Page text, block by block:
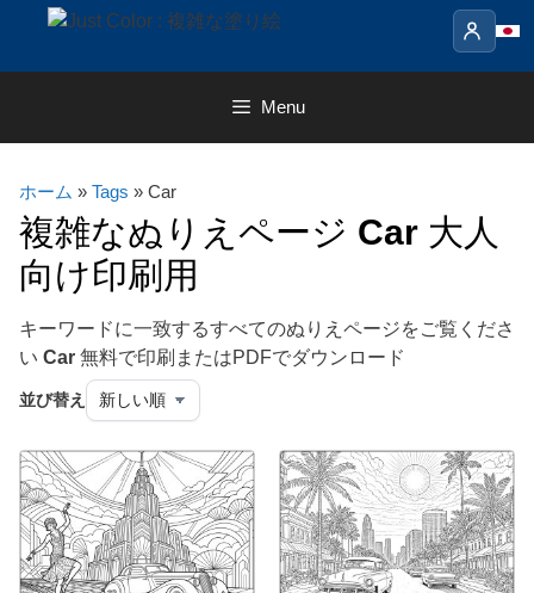
content
Menu
ホーム » Tags » Car
複雑なぬりえページ Car 大人
向け印刷用
キーワードに一致するすべてのぬりえページをご覧くださ
い Car 無料で印刷またはPDFでダウンロード
並び替え